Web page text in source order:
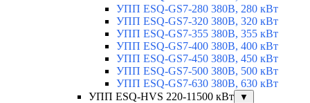
УПП ESQ-GS7-280 380В, 280 кВт
УПП ESQ-GS7-320 380В, 320 кВт
УПП ESQ-GS7-355 380В, 355 кВт
УПП ESQ-GS7-400 380В, 400 кВт
УПП ESQ-GS7-450 380В, 450 кВт
УПП ESQ-GS7-500 380В, 500 кВт
УПП ESQ-GS7-630 380В, 630 кВт
УПП ESQ-HVS 220-11500 кВт
▼